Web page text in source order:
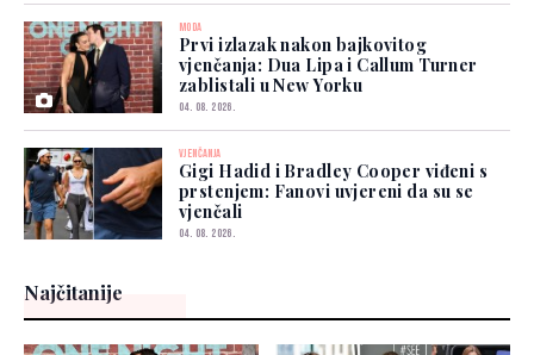
MODA
Prvi izlazak nakon bajkovitog
vjenčanja: Dua Lipa i Callum Turner
zablistali u New Yorku
04. 08. 2026.
VJENČANJA
Gigi Hadid i Bradley Cooper viđeni s
prstenjem: Fanovi uvjereni da su se
vjenčali
04. 08. 2026.
Najčitanije